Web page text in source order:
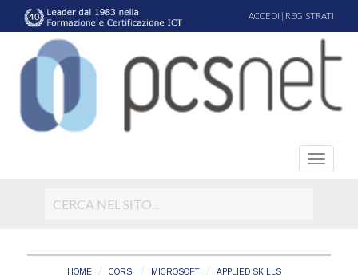
ACCEDI | REGISTRATI
HOME CORSI MICROSOFT APPLIED SKILLS